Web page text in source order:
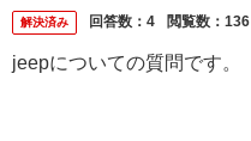
解決済み 回答数： 4 閲覧数： 136
jeepについての質問です。